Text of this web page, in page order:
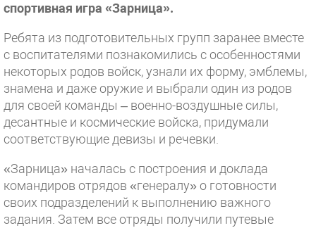
спортивная игра «Зарница».
Ребята из подготовительных групп заранее вместе
с воспитателями познакомились с особенностями
некоторых родов войск, узнали их форму, эмблемы,
знамена и даже оружие и выбрали один из родов
для своей команды – военно-воздушные силы,
десантные и космические войска, придумали
соответствующие девизы и речевки.
«Зарница» началась с построения и доклада
командиров отрядов «генералу» о готовности
своих подразделений к выполнению важного
задания. Затем все отряды получили путевые